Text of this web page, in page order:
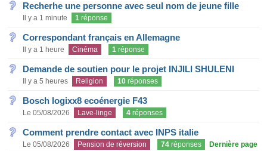
Recherhe une personne avec seul nom de jeune fille
Il y a 1 minute 1 réponse
Correspondant français en Allemagne
Il y a 1 heure Cinéma 1 réponse
Demande de soutien pour le projet INJILI SHULENI
Il y a 5 heures Religion 10 réponses
Bosch logixx8 ecoénergie F43
Le 05/08/2026 Lave-linge 4 réponses
Comment prendre contact avec INPS italie
Le 05/08/2026 Pension de réversion 74 réponses Dernière page